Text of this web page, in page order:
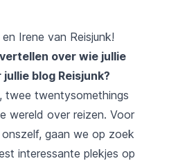
Irene van Reisjunk!
over wie jullie
blog Reisjunk?
twee twentysomethings
wereld over reizen. Voor
gaan we op zoek
interessante plekjes op